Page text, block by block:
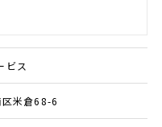
ビス
米倉68-6